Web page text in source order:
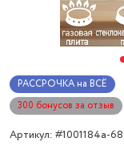
РАССРОЧКА на ВСЁ
300 бонусов за отзыв
Артикул: #1001184a-